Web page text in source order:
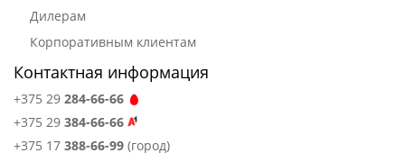
Дилерам
Корпоративным клиентам
Контактная информация
+375 29 284-66-66
+375 29 384-66-66
+375 17 388-66-99 (город)